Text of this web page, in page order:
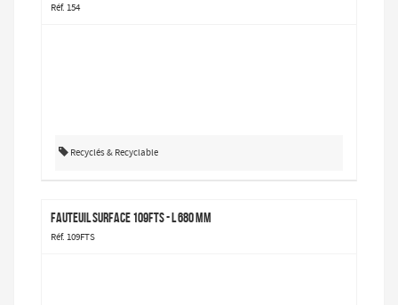
Réf. 154
Recyclés & Recyclable
Fauteuil Surface 109FTS - L 680 mm
Réf. 109FTS